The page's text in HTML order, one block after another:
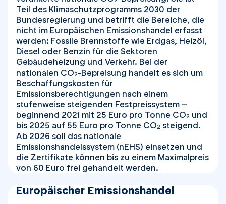
Teil des Klimaschutzprogramms 2030 der
Bundesregierung und betrifft die Bereiche, die
nicht im Europäischen Emissionshandel erfasst
werden: Fossile Brennstoffe wie Erdgas, Heizöl,
Diesel oder Benzin für die Sektoren
Gebäudeheizung und Verkehr. Bei der
nationalen CO2-Bepreisung handelt es sich um
Beschaffungskosten für
Emissionsberechtigungen nach einem
stufenweise steigenden Festpreissystem –
beginnend 2021 mit 25 Euro pro Tonne CO2 und
bis 2025 auf 55 Euro pro Tonne CO2 steigend.
Ab 2026 soll das nationale
Emissionshandelssystem (nEHS) einsetzen und
die Zertifikate können bis zu einem Maximalpreis
von 60 Euro frei gehandelt werden.
Europäischer Emissionshandel